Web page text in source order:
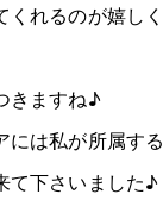
くれるのが嬉し
きますね♪
には私が所属す
て下さいました♪